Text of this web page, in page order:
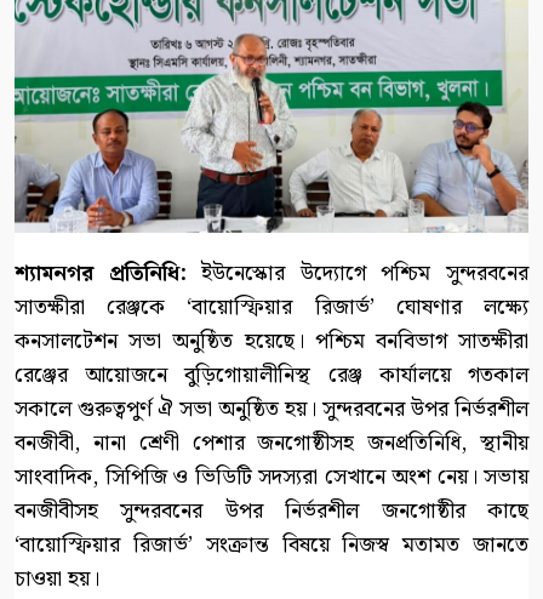
শ্যামনগর প্রতিনিধি: ইউনেস্কোর উদ্যোগে পশ্চিম সুন্দরবনের
সাতক্ষীরা রেঞ্জকে ‘বায়োস্ফিয়ার রিজার্ভ’ ঘোষণার লক্ষ্যে
কনসালটেশন সভা অনুষ্ঠিত হয়েছে। পশ্চিম বনবিভাগ সাতক্ষীরা
রেঞ্জের আয়োজনে বুড়িগোয়ালীনিস্থ রেঞ্জ কার্যালয়ে গতকাল
সকালে গুরুত্বপুর্ণ ঐ সভা অনুষ্ঠিত হয়। সুন্দরবনের উপর নির্ভরশীল
বনজীবী, নানা শ্রেণী পেশার জনগোষ্ঠীসহ জনপ্রতিনিধি, স্থানীয়
সাংবাদিক, সিপিজি ও ভিডিটি সদস্যরা সেখানে অংশ নেয়। সভায়
বনজীবীসহ সুন্দরবনের উপর নির্ভরশীল জনগোষ্ঠীর কাছে
‘বায়োস্ফিয়ার রিজার্ভ’ সংক্রান্ত বিষয়ে নিজস্ব মতামত জানতে
চাওয়া হয়।